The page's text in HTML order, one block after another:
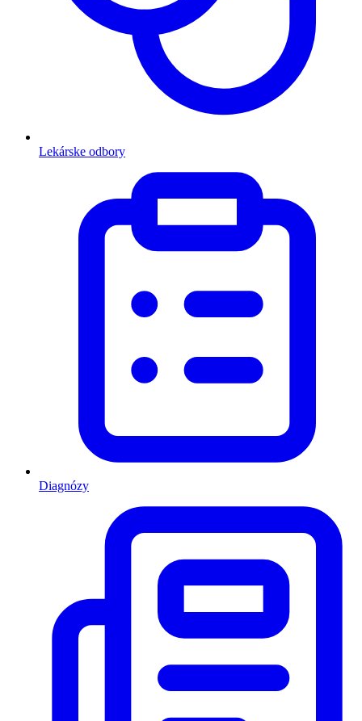
Lekárske odbory
Diagnózy